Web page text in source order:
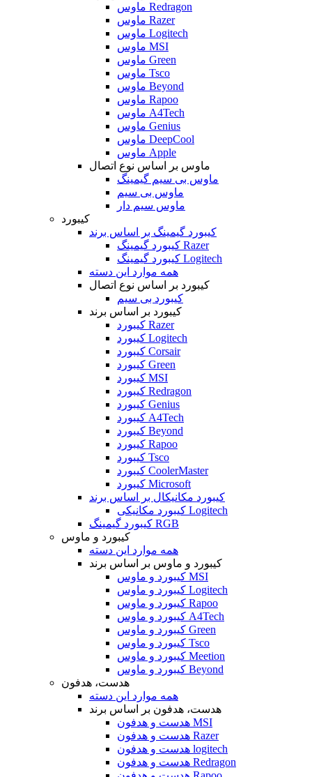
ماوس Redragon
ماوس Razer
ماوس Logitech
ماوس MSI
ماوس Green
ماوس Tsco
ماوس Beyond
ماوس Rapoo
ماوس A4Tech
ماوس Genius
ماوس DeepCool
ماوس Apple
ماوس بر اساس نوع اتصال
ماوس بی سیم گیمینگ
ماوس بی سیم
ماوس سیم دار
کیبورد
کیبورد گیمینگ بر اساس برند
کیبورد گیمینگ Razer
کیبورد گیمینگ Logitech
همه موارد این دسته
کیبورد بر اساس نوع اتصال
کیبورد بی سیم
کیبورد بر اساس برند
کیبورد Razer
کیبورد Logitech
کیبورد Corsair
کیبورد Green
کیبورد MSI
کیبورد Redragon
کیبورد Genius
کیبورد A4Tech
کیبورد Beyond
کیبورد Rapoo
کیبورد Tsco
کیبورد CoolerMaster
کیبورد Microsoft
کیبورد مکانیکال بر اساس برند
کیبورد مکانیکی Logitech
کیبورد گیمینگ RGB
کیبورد و ماوس
همه موارد این دسته
کیبورد و ماوس بر اساس برند
کیبورد و ماوس MSI
کیبورد و ماوس Logitech
کیبورد و ماوس Rapoo
کیبورد و ماوس A4Tech
کیبورد و ماوس Green
کیبورد و ماوس Tsco
کیبورد و ماوس Meetion
کیبورد و ماوس Beyond
هدست، هدفون
همه موارد این دسته
هدست، هدفون بر اساس برند
هدست و هدفون MSI
هدست و هدفون Razer
هدست و هدفون logitech
هدست و هدفون Redragon